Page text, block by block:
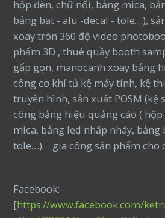
hộp đèn, chữ nổi, bảng mica,
bảng bạt - alu -decal - tole…),
xoay tròn 360 độ video
phẩm 3D , thuê quầy booth
gấp gọn, manocanh xoay bảng
công cơ khí tủ kệ máy tính, kệ
truyền hình, sản xuất POSM (kệ
công bảng hiệu quảng cáo (
mica, bảng led nhấp nháy, bảng
tole…)… gia công sản phẩm cho
Facebook:
[https://www.facebook.com/